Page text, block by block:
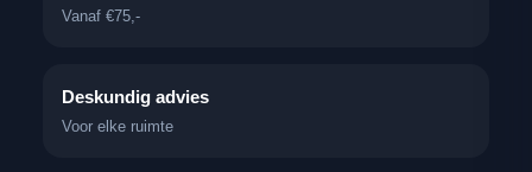
Vanaf €75,-
Deskundig advies
Voor elke ruimte